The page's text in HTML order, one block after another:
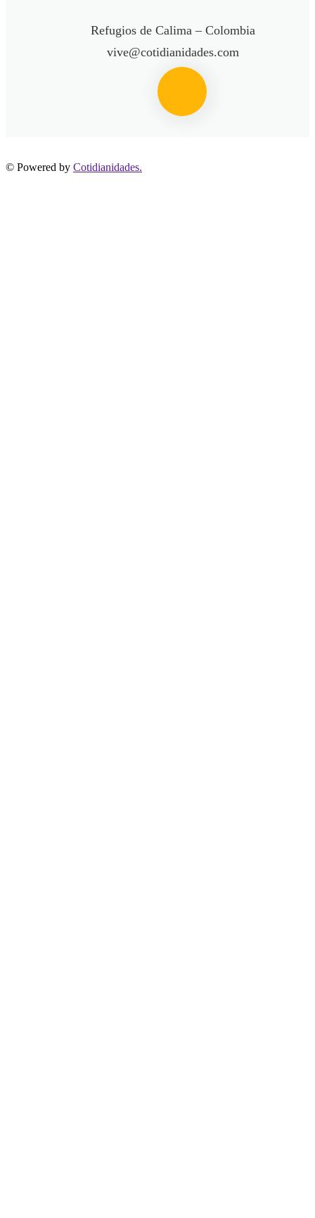
Refugios de Calima – Colombia
vive@cotidianidades.com
© Powered by Cotidianidades.